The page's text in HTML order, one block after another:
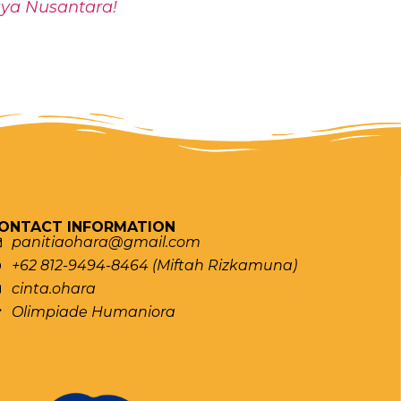
Nusantara!
INFORMATION
panitiaohara@gmail.com
+62 812-9494-8464 (Miftah Rizkamuna)
cinta.ohara
Olimpiade Humaniora